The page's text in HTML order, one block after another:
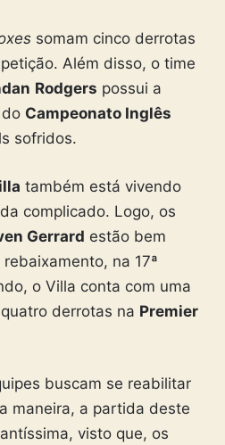
somam cinco derrotas
Além disso, o time
Rodgers possui a
Campeonato Inglês
sofridos.
também está vivendo
complicado. Logo, os
Gerrard estão bem
na 17ª
o Villa conta com uma
derrotas na Premier
buscam se reabilitar
maneira, a partida deste
visto que, os